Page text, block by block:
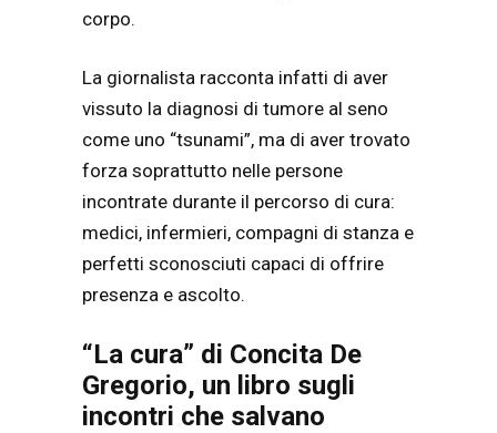
corpo.
La giornalista racconta infatti di aver
vissuto la diagnosi di tumore al seno
come uno “tsunami”, ma di aver trovato
forza soprattutto nelle persone
incontrate durante il percorso di cura:
medici, infermieri, compagni di stanza e
perfetti sconosciuti capaci di offrire
presenza e ascolto.
“La cura” di Concita De
Gregorio, un libro sugli
incontri che salvano